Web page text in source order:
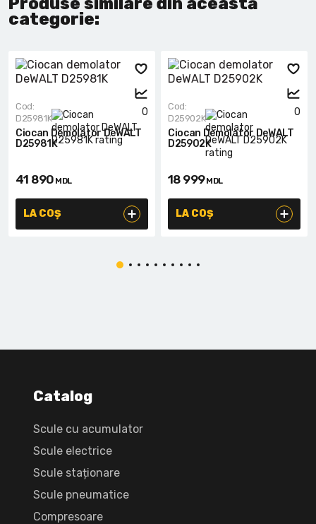
categorie:
0
Cod:
D25981K
Ciocan Demolator DeWALT
D25981K
41 890 MDL
LA COȘ
0
Cod:
D25902K
Ciocan Demolator DeWALT
D25902K
18 999MDL
LA COȘ
Catalog
Scule cu acumulator
Scule electrice
Scule staționare
Scule pneumatice
Compresoare